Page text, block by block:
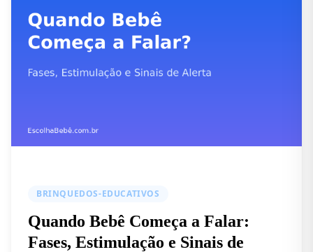
BRINQUEDOS-EDUCATIVOS
Quando Bebê Começa a Falar:
Fases, Estimulação e Sinais de